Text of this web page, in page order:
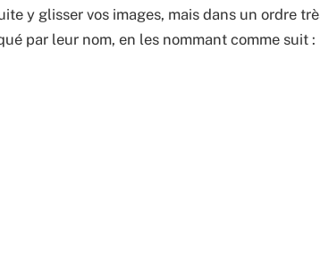
y glisser vos images, mais dans un ordre
par leur nom, en les nommant comme suit :